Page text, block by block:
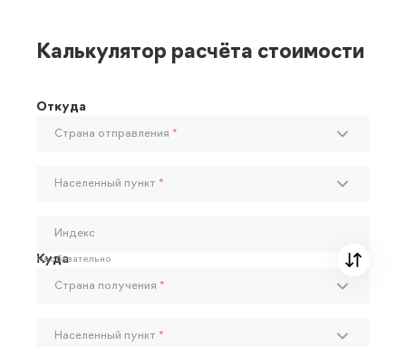
Калькулятор расчёта стоимости
Откуда
Страна отправления *
Населенный пункт *
Индекс
Необязательно
Куда
Страна получения *
Населенный пункт *